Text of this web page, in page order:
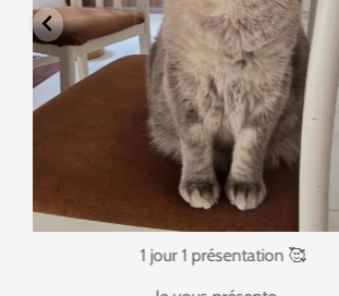
1 jour 1 présentation 🥰